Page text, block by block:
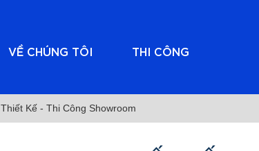
VỀ CHÚNG TÔI THI CÔNG
Thiết Kế - Thi Công Showroom